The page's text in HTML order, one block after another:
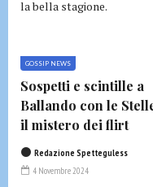
la bella stagione.
GOSSIP NEWS
Sospetti e scintille a
Ballando con le
il mistero dei flirt
Redazione Spetteguless
4 Novembre 2024